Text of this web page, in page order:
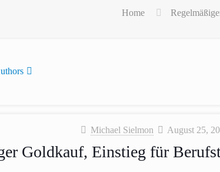
Home
Michael Sielmon August 25,
Goldkauf, Einstieg für